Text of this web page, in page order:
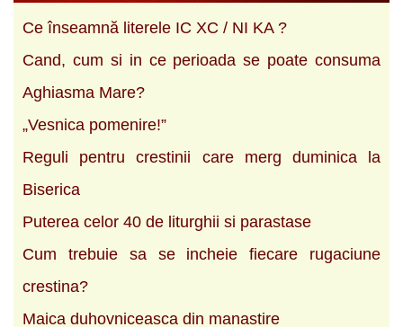
Ce înseamnă literele IC XC / NI KA ?
Cand, cum si in ce perioada se poate consuma
Aghiasma Mare?
„Vesnica pomenire!”
Reguli pentru crestinii care merg duminica la
Biserica
Puterea celor 40 de liturghii si parastase
Cum trebuie sa se incheie fiecare rugaciune
crestina?
Maica duhovniceasca din manastire